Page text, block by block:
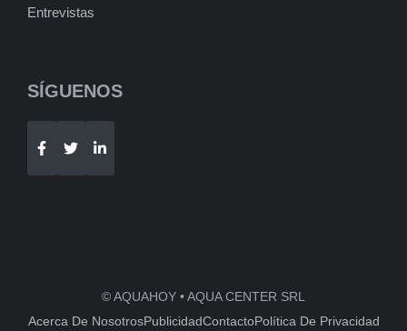
Entrevistas
SÍGUENOS
© AQUAHOY • AQUA CENTER SRL
Acerca De NosotrosPublicidadContactoPolítica De Privacidad